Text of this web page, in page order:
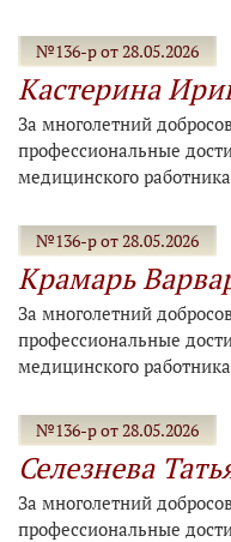
№136-р от 28.05.2026
Кастерина
За многолетний
профессиональные
медицинского работника
№136-р от 28.05.2026
Крамарь
За многолетний
профессиональные
медицинского работника
№136-р от 28.05.2026
Селезнева
За многолетний
профессиональные